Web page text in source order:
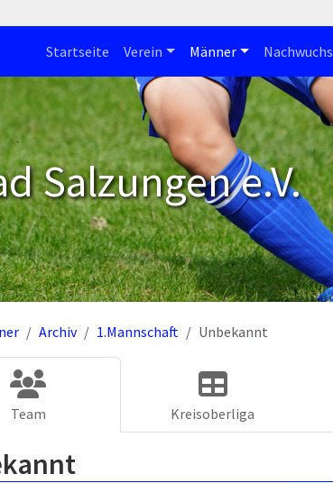
Startseite Verein Männer Nachwuchs
Salzungen e.V.
Archiv 1.Mannschaft Unbekannt
Team Kreisoberliga